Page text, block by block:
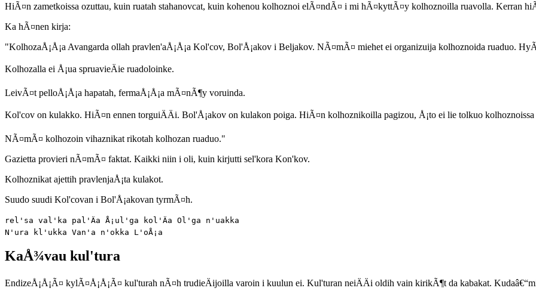
HiÃ¤n zametkoissa ozuttau, kuin ruatah stahanovcat, kuin kohenou kolhoznoi elÃ¤ndÃ¤ i mi hÃ¤kyttÃ¤y kolhoznoilla ruavolla. Kerran
Ka hÃ¤nen kirja:
"KolhozaÅ¡Å¡a Avangarda ollah pravlen'aÅ¡Å¡a Kol'cov, Bol'Å¡akov i Beljakov. NÃ¤mÃ¤ miehet ei organizuija kolhoznoida ruaduo.
Kolhozalla ei Å¡ua spruavieÄie ruadoloinke.
LeivÃ¤t pelloÅ¡Å¡a hapatah, fermaÅ¡Å¡a mÃ¤nÃ¶y voruinda.
Kol'cov on kulakko. HiÃ¤n ennen torguiÄÄi. Bol'Å¡akov on kulakon poiga. HiÃ¤n kolhoznikoilla pagizou, Å¡to ei lie tolkuo
NÃ¤mÃ¤ kolhozoin vihaznikat rikotah kolhozan ruaduo."
Gazietta provieri nÃ¤mÃ¤ faktat. Kaikki niin i oli, kuin kirjutti sel'kora Kon'kov.
Kolhoznikat ajettih pravlenjaÅ¡ta kulakot.
Suudo suudi Kol'covan i Bol'Å¡akovan tyrmÃ¤h.
rel'sa val'ka pal'Äa Å¡ul'ga kol'Äa Ol'ga n'uakka
KaÅ¾vau kul'tura
EndizeÅ¡Å¡Ã¤ kylÃ¤Å¡Å¡Ã¤ kul'turah nÃ¤h trudieÄijoilla varoin i kuulun ei. Kul'turan neiÄÄi oldih vain kirikÃ¶t da kabakat.